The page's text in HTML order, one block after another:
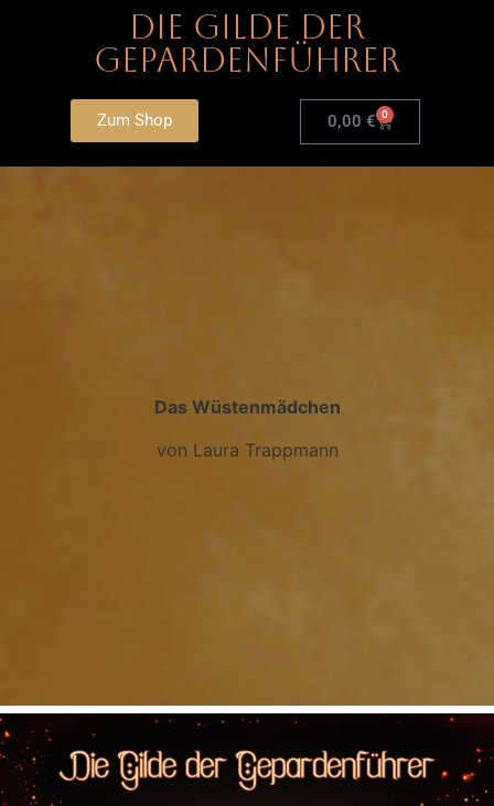
Die Gilde der
Gepardenführer
Zum Shop 0,00 € 0
Das Wüstenmädchen
von Laura Trappmann